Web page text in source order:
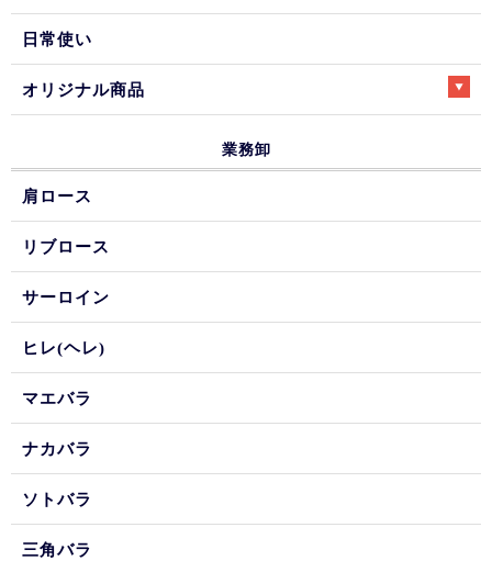
日常使い
オリジナル商品
業務卸
肩ロース
リブロース
サーロイン
ヒレ(ヘレ)
マエバラ
ナカバラ
ソトバラ
三角バラ